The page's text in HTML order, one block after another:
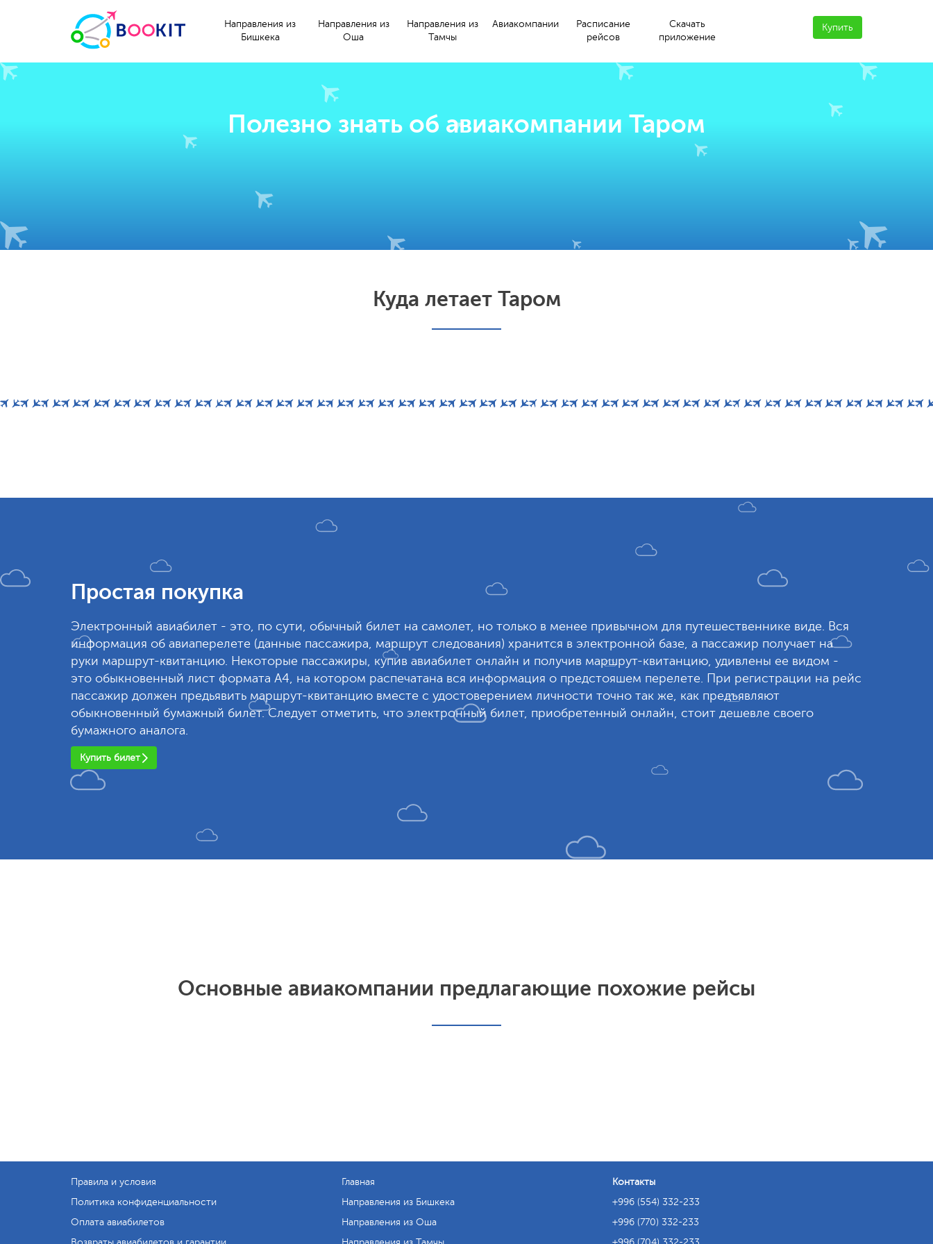
Направления из
Бишкека
Направления из
Оша
Направления из
Тамчы
Авиакомпании
Расписание
рейсов
Скачать
приложение
Купить
Полезно знать об авиакомпании Таром
Куда летает Таром
Простая покупка
Электронный авиабилет - это, по сути, обычный билет на самолет, но только в менее привычном для путешественнике виде. Вся
информация об авиаперелете (данные пассажира, маршрут следования) хранится в электронной базе, а пассажир получает на
руки маршрут-квитанцию. Некоторые пассажиры, купив авиабилет онлайн и получив маршрут-квитанцию, удивлены ее видом -
это обыкновенный лист формата А4, на котором распечатана вся информация о предстояшем перелете. При регистрации на рейс
пассажир должен предьявить маршрут-квитанцию вместе с удостоверением личности точно так же, как предъявляют
обыкновенный бумажный билет. Следует отметить, что электронный билет, приобретенный онлайн, стоит дешевле своего
бумажного аналога.
Купить билет
Основные авиакомпании предлагающие похожие рейсы
Правила и условия
Политика конфиденциальности
Оплата авиабилетов
Главная
Направления из Бишкека
Направления из Оша
Контакты
+996 (554) 332-233
+996 (770) 332-233